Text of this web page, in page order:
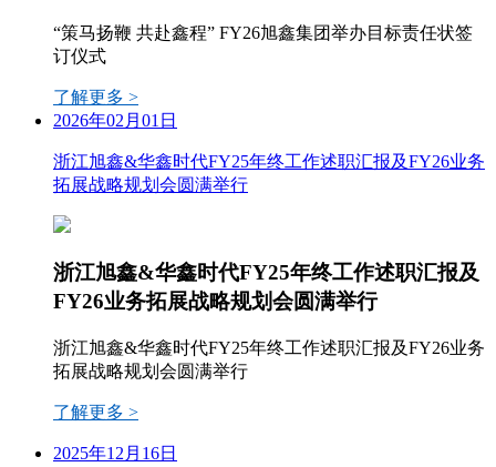
“策马扬鞭 共赴鑫程” FY26旭鑫集团举办目标责任状签
订仪式
了解更多 >
2026年02月01日
浙江旭鑫&华鑫时代FY25年终工作述职汇报及FY26业务
拓展战略规划会圆满举行
浙江旭鑫&华鑫时代FY25年终工作述职汇报及
FY26业务拓展战略规划会圆满举行
浙江旭鑫&华鑫时代FY25年终工作述职汇报及FY26业务
拓展战略规划会圆满举行
了解更多 >
2025年12月16日